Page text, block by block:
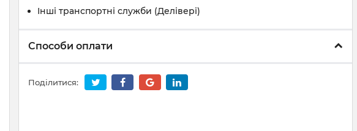
Інші транспортні служби (Делівері)
Способи оплати
Поділитися: